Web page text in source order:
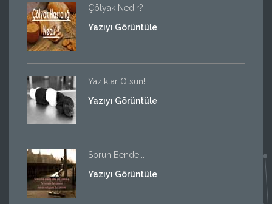
Çölyak Nedir?
Yazıyı Görüntüle
Yazıklar Olsun!
Yazıyı Görüntüle
Sorun Bende...
Yazıyı Görüntüle